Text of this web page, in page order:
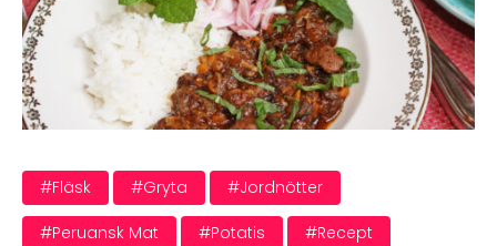
#fläsk #gryta #jordnötter
#peruansk Mat #potatis #recept